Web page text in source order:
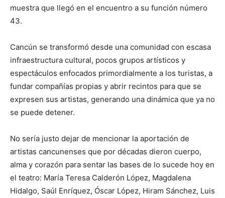
muestra que llegó en el encuentro a su función número
43.
Cancún se transformó desde una comunidad con escasa
infraestructura cultural, pocos grupos artísticos y
espectáculos enfocados primordialmente a los turistas, a
fundar compañías propias y abrir recintos para que se
expresen sus artistas, generando una dinámica que ya no
se puede detener.
No sería justo dejar de mencionar la aportación de
artistas cancunenses que por décadas dieron cuerpo,
alma y corazón para sentar las bases de lo sucede hoy en
el teatro: María Teresa Calderón López, Magdalena
Hidalgo, Saúl Enríquez, Óscar López, Hiram Sánchez, Luis